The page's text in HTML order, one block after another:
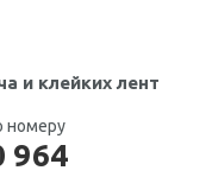
и клейких лент
номеру
964